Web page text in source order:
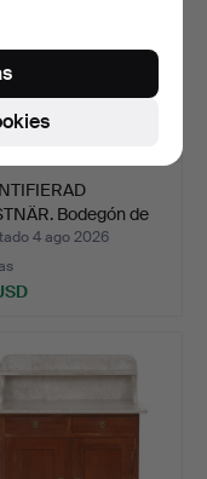
Bodegón de
4 ago 2026